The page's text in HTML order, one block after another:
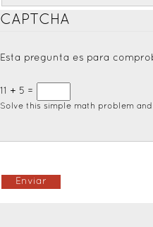
CAPTCHA
Esta pregunta es para
11 + 5 =
Solve this simple math problem